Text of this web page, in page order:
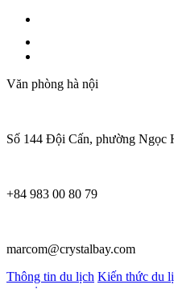
Văn phòng hà nội
Số 144 Đội Cấn, phường Ngọc
+84 983 00 80 79
marcom@crystalbay.com
Thông tin du lịch Kiến thức du